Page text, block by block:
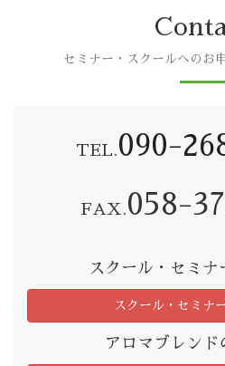
セミナー・スクールへのお
TEL. 090-
FAX. 058-
スクール・セミナ
スクール・セミナ
アロマブレンド